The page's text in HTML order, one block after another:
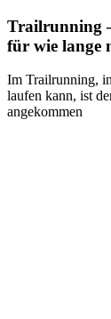
Trailrunning
für wie lange
Im Trailrunning,
laufen kann, ist
angekommen